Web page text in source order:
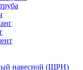
навесной (ЩРН)